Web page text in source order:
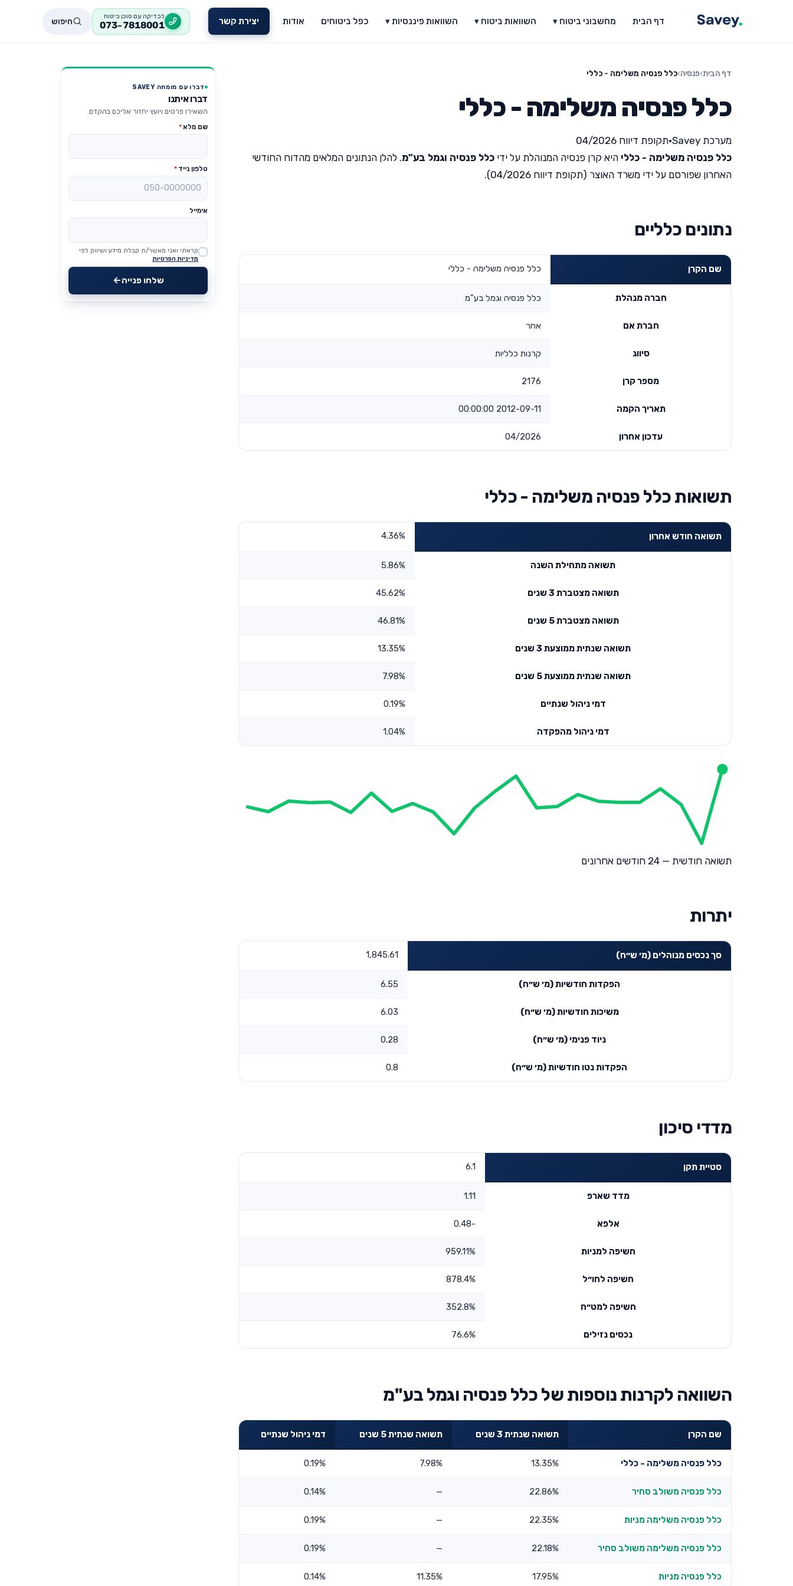
דף הבית מחשבוני ביטוח ▾ השוואות ביטוח ▾ השוואות פיננסיות ▾ כפל ביטוחים אודות יצירת קשר לבדיקה עם סוכן ביטוח
073-7818001 חיפוש
דף הבית›פנסיה›כלל פנסיה משלימה - כללי
כלל פנסיה משלימה - כללי
מערכת Savey •תקופת דיווח 04/2026
כלל פנסיה משלימה - כללי היא קרן פנסיה המנוהלת על ידי כלל פנסיה וגמל בע"מ. להלן הנתונים המלאים מהדוח החודשי
האחרון שפורסם על ידי משרד האוצר (תקופת דיווח 04/2026).
נתונים כלליים
שם הקרן כלל פנסיה משלימה - כללי
חברה מנהלת כלל פנסיה וגמל בע"מ
חברת אם אחר
סיווג קרנות כלליות
מספר קרן 2176
תאריך הקמה 2012-09-11 00:00:00
עדכון אחרון 04/2026
תשואות כלל פנסיה משלימה - כללי
תשואה חודש אחרון 4.36%
תשואה מתחילת השנה 5.86%
תשואה מצטברת 3 שנים 45.62%
תשואה מצטברת 5 שנים 46.81%
תשואה שנתית ממוצעת 3 שנים 13.35%
תשואה שנתית ממוצעת 5 שנים 7.98%
דמי ניהול שנתיים 0.19%
דמי ניהול מהפקדה 1.04%
תשואה חודשית — 24 חודשים אחרונים
יתרות
סך נכסים מנוהלים (מ׳ ש״ח) 1,845.61
הפקדות חודשיות (מ׳ ש״ח) 6.55
משיכות חודשיות (מ׳ ש״ח) 6.03
ניוד פנימי (מ׳ ש״ח) 0.28
הפקדות נטו חודשיות (מ׳ ש״ח) 0.8
מדדי סיכון
סטיית תקן 6.1
מדד שארפ 1.11
אלפא -0.48
חשיפה למניות 959.11%
חשיפה לחו״ל 878.4%
חשיפה למט״ח 352.8%
נכסים נזילים 76.6%
השוואה לקרנות נוספות של כלל פנסיה וגמל בע"מ
שם הקרן תשואה שנתית 3 שנים תשואה שנתית 5 שנים דמי ניהול שנתיים
כלל פנסיה משלימה - כללי 13.35%
7.98%
0.19%
כלל פנסיה משולב סחיר 22.86%
—
0.14%
כלל פנסיה משלימה מניות 22.35%
—
0.19%
כלל פנסיה משלימה משולב סחיר 22.18%
—
0.19%
כלל פנסיה מניות 17.95%
11.35%
0.14%
דברו עם מומחה SAVEY
דברו איתנו
השאירו פרטים ויועץ יחזור אליכם בהקדם.
שם מלא*
טלפון נייד *
אימייל
Website
קראתי ואני מאשר/ת קבלת מידע ושיווק לפי
מדיניות הפרטיות
שלחו פנייה